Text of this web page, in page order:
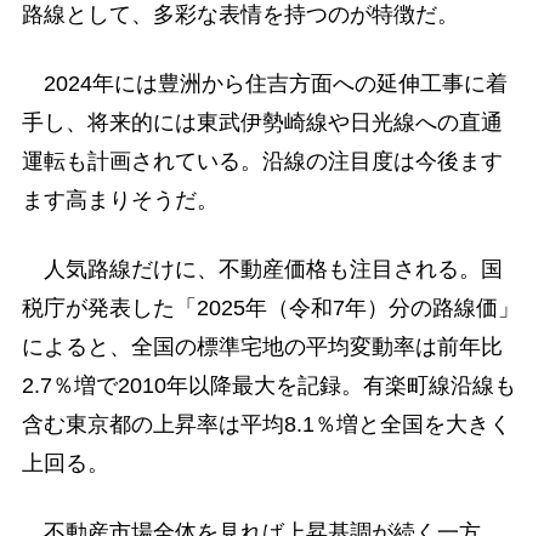
路線として、多彩な表情を持つのが特徴だ。
2024年には豊洲から住吉方面への延伸工事に着
手し、将来的には東武伊勢崎線や日光線への直通
運転も計画されている。沿線の注目度は今後ます
ます高まりそうだ。
人気路線だけに、不動産価格も注目される。国
税庁が発表した「2025年（令和7年）分の路線価」
によると、全国の標準宅地の平均変動率は前年比
2.7％増で2010年以降最大を記録。有楽町線沿線も
含む東京都の上昇率は平均8.1％増と全国を大きく
上回る。